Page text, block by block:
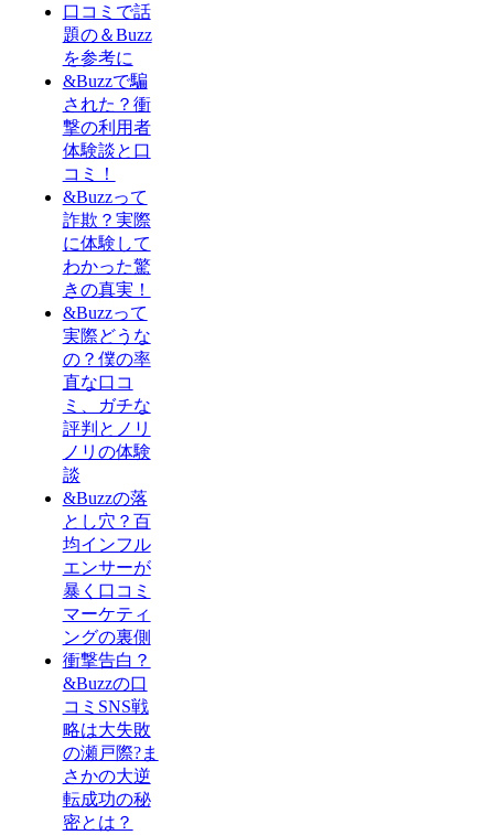
口コミで話
題の＆Buzz
を参考に
&Buzzで騙
された？衝
撃の利用者
体験談と口
コミ！
&Buzzって
詐欺？実際
に体験して
わかった驚
きの真実！
&Buzzって
実際どうな
の？僕の率
直な口コ
ミ、ガチな
評判とノリ
ノリの体験
談
&Buzzの落
とし穴？百
均インフル
エンサーが
暴く口コミ
マーケティ
ングの裏側
衝撃告白？
&Buzzの口
コミSNS戦
略は大失敗
の瀬戸際?ま
さかの大逆
転成功の秘
密とは？